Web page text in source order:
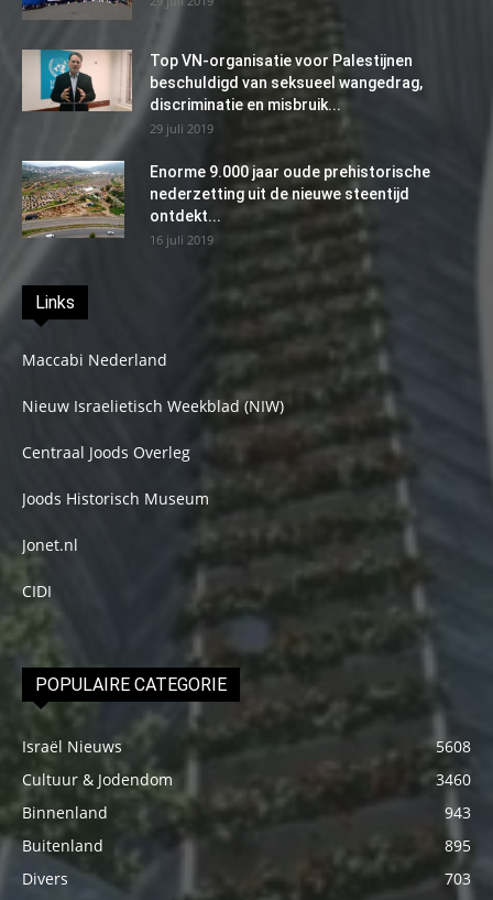
Top VN-organisatie voor Palestijnen
beschuldigd van seksueel wangedrag,
discriminatie en misbruik...
29 juli 2019
Enorme 9.000 jaar oude prehistorische
nederzetting uit de nieuwe steentijd
ontdekt...
16 juli 2019
Links
Maccabi Nederland
Nieuw Israelietisch Weekblad (NIW)
Centraal Joods Overleg
Joods Historisch Museum
Jonet.nl
CIDI
POPULAIRE CATEGORIE
Israël Nieuws
5608
Cultuur & Jodendom
3460
Binnenland
943
Buitenland
895
Divers
703